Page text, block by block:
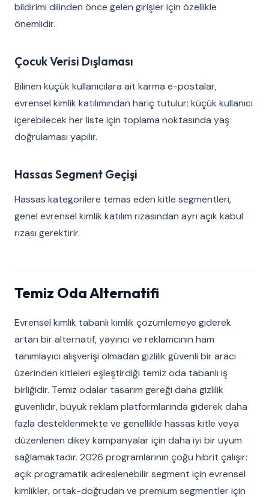
bildirimi dilinden önce gelen girişler için özellikle
önemlidir.
Çocuk Verisi Dışlaması
Bilinen küçük kullanıcılara ait karma e-postalar,
evrensel kimlik katılımından hariç tutulur; küçük kullanıcı
içerebilecek her liste için toplama noktasında yaş
doğrulaması yapılır.
Hassas Segment Geçişi
Hassas kategorilere temas eden kitle segmentleri,
genel evrensel kimlik katılım rızasından ayrı açık kabul
rızası gerektirir.
Temiz Oda Alternatifi
Evrensel kimlik tabanlı kimlik çözümlemeye giderek
artan bir alternatif, yayıncı ve reklamcının ham
tanımlayıcı alışverişi olmadan gizlilik güvenli bir aracı
üzerinden kitleleri eşleştirdiği temiz oda tabanlı iş
birliğidir. Temiz odalar tasarım gereği daha gizlilik
güvenlidir, büyük reklam platformlarında giderek daha
fazla desteklenmekte ve genellikle hassas kitle veya
düzenlenen dikey kampanyalar için daha iyi bir uyum
sağlamaktadır. 2026 programlarının çoğu hibrit çalışır:
açık programatik adreslenebilir segment için evrensel
kimlikler, ortak-doğrudan ve premium segmentler için